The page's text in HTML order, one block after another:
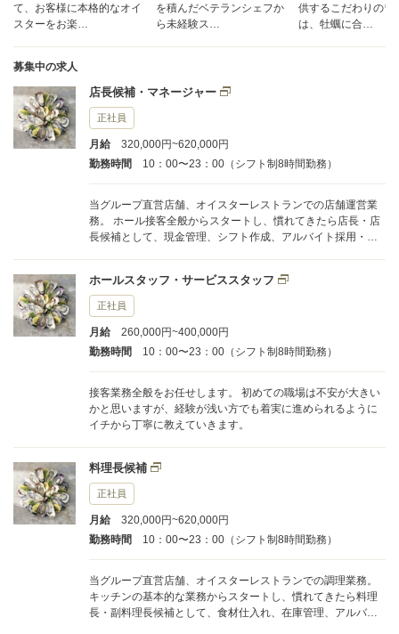
て、お客様に本格的なオイ
スターをお楽…
を積んだベテランシェフか
ら未経験ス…
供するこだわりのワ
は、牡蠣に合…
募集中の求人
店長候補・マネージャー
正社員
月給
320,000円~620,000円
勤務時間
10：00〜23：00（シフト制8時間勤務）
当グループ直営店舗、オイスターレストランでの店舗運営業
務。 ホール接客全般からスタートし、慣れてきたら店長・店
長候補として、現金管理、シフト作成、アルバイト採用・教
ホールスタッフ・サービススタッフ
正社員
月給
260,000円~400,000円
勤務時間
10：00〜23：00（シフト制8時間勤務）
接客業務全般をお任せします。 初めての職場は不安が大きい
かと思いますが、経験が浅い方でも着実に進められるように
イチから丁寧に教えていきます。
料理長候補
正社員
月給
320,000円~620,000円
勤務時間
10：00〜23：00（シフト制8時間勤務）
当グループ直営店舗、オイスターレストランでの調理業務。
キッチンの基本的な業務からスタートし、慣れてきたら料理
長・副料理長候補として、食材仕入れ、在庫管理、アルバイ